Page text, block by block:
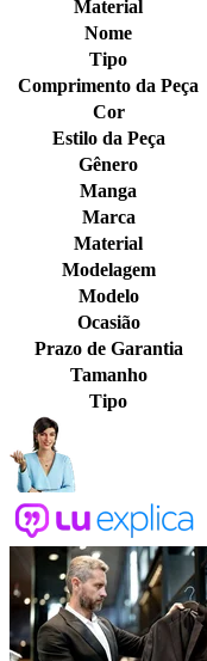
Material
Nome
Tipo
Comprimento da Peça
Cor
Estilo da Peça
Gênero
Manga
Marca
Material
Modelagem
Modelo
Ocasião
Prazo de Garantia
Tamanho
Tipo